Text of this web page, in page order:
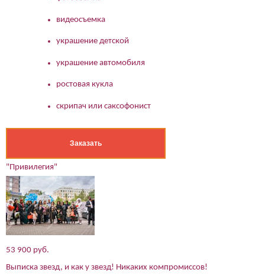
видеосъемка
украшение детской
украшение автомобиля
ростовая кукла
скрипач или саксофонист
Заказать
"Привилегия"
53 900 руб.
Выписка звезд, и как у звезд! Никаких компромиссов!